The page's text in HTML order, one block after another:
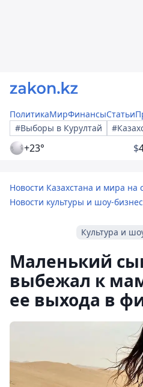
ПолитикаМирФинансыСтатьи
#Выборы в Курултай
+23° $
Новости Казахстана и мира на
Новости культуры и шоу-
Культура и
Маленький
выбежал к
ее выхода в